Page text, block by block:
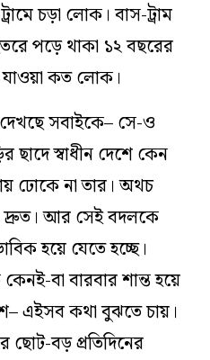
চড়া লোক। বাস-ট্রাম
পড়ে থাকা ১২ বছরের
যাওয়া কত লোক।
সবাইকে– সে-ও
ছাদে স্বাধীন দেশে কেন
ঢোকে না তার। অথচ
দ্রুত। আর সেই বদলকে
হয়ে যেতে হচ্ছে।
বা বারবার শান্ত হয়ে
এইসব কথা বুঝতে চায়।
বড় প্রতিদিনের